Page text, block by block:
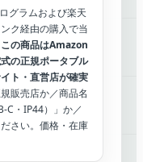
グラムおよび楽天
ク経由の購入で当
この商品はAmazon
の正規ポータブル
ト・直営店が確実
販売店か／商品名
C・IP44）」か／
さい。価格・在庫